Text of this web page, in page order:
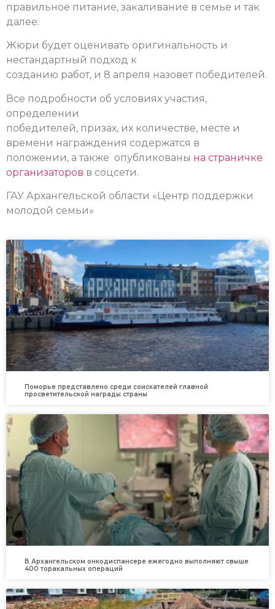
правильное питание, закаливание в семье и так
далее.
Жюри будет оценивать оригинальность и
нестандартный подход к
созданию работ, и 8 апреля назовет победителей.
Все подробности об условиях участия,
определении
победителей, призах, их количестве, месте и
времени награждения содержатся в
положении, а также опубликованы на страничке
организаторов в соцсети.
ГАУ Архангельской области «Центр поддержки
молодой семьи»
Поморье представлено среди соискателей главной
просветительской награды страны
В Архангельском онкодиспансере ежегодно выполняют свыше
400 торакальных операций